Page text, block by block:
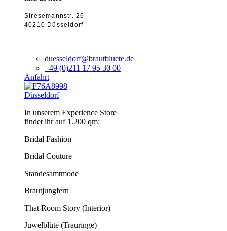
Stresemannstr. 26
40210 Düsseldorf
duesseldorf@brautbluete.de
+49 (0)211 17 95 30 00
Anfahrt
Düsseldorf
In unserem Experience Store
findet ihr auf 1.200 qm:
Bridal Fashion
Bridal Couture
Standesamtmode
Brautjungfern
That Room Story (Interior)
Juwelblüte (Trauringe)